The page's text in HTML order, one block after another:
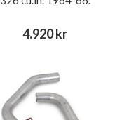
4.920 kr